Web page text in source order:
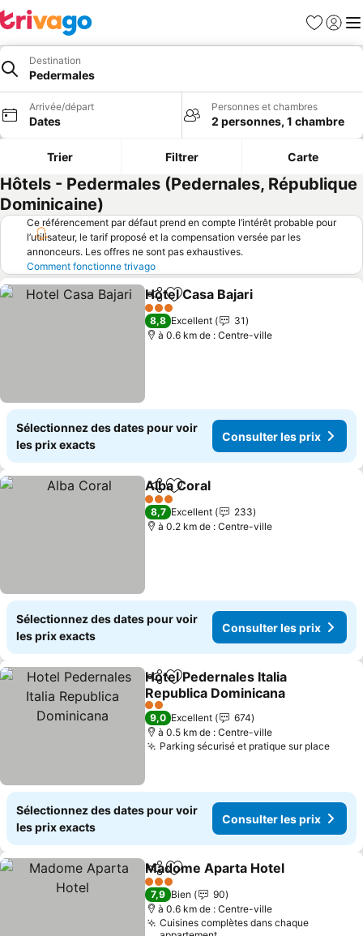
Favoris
Se
Destination
Pedermales
Arrivée/départ
Dates
Personnes et chambres
2 personnes, 1 chambre
Trier Filtrer Carte
Hôtels - Pedermales (Pedernales, République
Dominicaine)
Ce référencement par défaut prend en compte l’intérêt probable pour
l’utilisateur, le tarif proposé et la compensation versée par les
annonceurs. Les offres ne sont pas exhaustives.
Comment fonctionne trivago
PartagerAjouter à mes favoris
Hotel Casa Bajari
3 Étoiles
8,8 Excellent
31
à 0.6 km de : Centre-ville
Sélectionnez des dates pour voir
les prix exacts
Consulter les prix
PartagerAjouter à mes favoris
Alba Coral
3 Étoiles
8,7 Excellent
233
à 0.2 km de : Centre-ville
Sélectionnez des dates pour voir
les prix exacts
Consulter les prix
PartagerAjouter à mes favoris
Hotel Pedernales Italia
Republica Dominicana
Consulter les prix
2 Étoiles
9,0 Excellent
674
à 0.5 km de : Centre-ville
Parking sécurisé et pratique sur place
Sélectionnez des dates pour voir
les prix exacts
Consulter les prix
PartagerAjouter à mes favoris
Madome Aparta Hotel
3 Étoiles
7,9 Bien
90
à 0.6 km de : Centre-ville
Cuisines complètes dans chaque